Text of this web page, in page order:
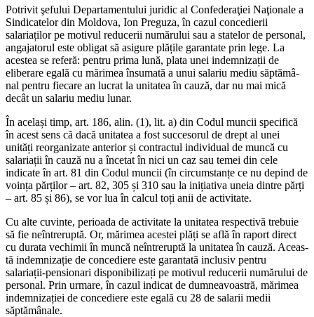
Potrivit şefului Departamentului juridic al Confederaţiei Naţionale a
Sindicatelor din Moldova, Ion Pre­guza, în cazul concedierii
salariaților pe motivul reducerii numărului sau a statelor de personal,
angajatorul este obligat să asigure plățile garantate prin lege. La
acestea se referă: pentru prima lună, plata unei indemnizații de
eliberare egală cu mărimea însu­mată a unui salariu mediu săptămâ­
nal pentru fiecare an lucrat la unita­tea în cauză, dar nu mai mică
decât un salariu mediu lunar.
În același timp, art. 186, alin. (1), lit. a) din Codul muncii specifică
în acest sens că dacă unitatea a fost succesorul de drept al unei
unități reorganizate anterior și contractul individual de muncă cu
salariații în cauză nu a încetat în nici un caz sau temei din cele
indicate în art. 81 din Codul muncii (în circumstanțe ce nu depind de
voința părților – art. 82, 305 și 310 sau la inițiativa uneia din­tre părți
– art. 85 și 86), se vor lua în calcul toți anii de activitate.
Cu alte cuvinte, perioada de acti­vitate la unitatea respectivă trebu­ie
să fie neîntreruptă. Or, mărimea acestei plăți se află în raport direct
cu durata vechimii în muncă neîn­treruptă la unitatea în cauză. Aceas­
tă indemnizație de concediere este garantată inclusiv pentru
salariații-pensionari disponibilizați pe moti­vul reducerii numărului de
personal. Prin urmare, în cazul indicat de dum­neavoastră, mărimea
indemnizației de concediere este egală cu 28 de sa­larii medii
săptămânale.